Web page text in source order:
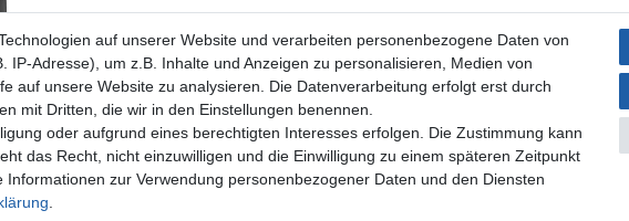
auf unserer Website und verarbeiten personenbezogene Daten von
IP-Adresse), um z.B. Inhalte und Anzeigen zu personalisieren, Medien von
auf unsere Website zu analysieren. Die Datenverarbeitung erfolgt erst durch
mit Dritten, die wir in den Einstellungen benennen.
oder aufgrund eines berechtigten Interesses erfolgen. Die Zustimmung kann
das Recht, nicht einzuwilligen und die Einwilligung zu einem späteren Zeitpunkt
zur Verwendung personenbezogener Daten und den Diensten